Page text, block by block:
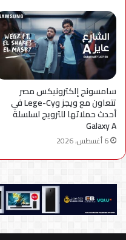
سامسونج إلكترونيكس مصر
تتعاون مع ويجز وLege-Cy في
أحدث حملاتها للترويج لسلسلة
Galaxy A
6 أغسطس، 2026